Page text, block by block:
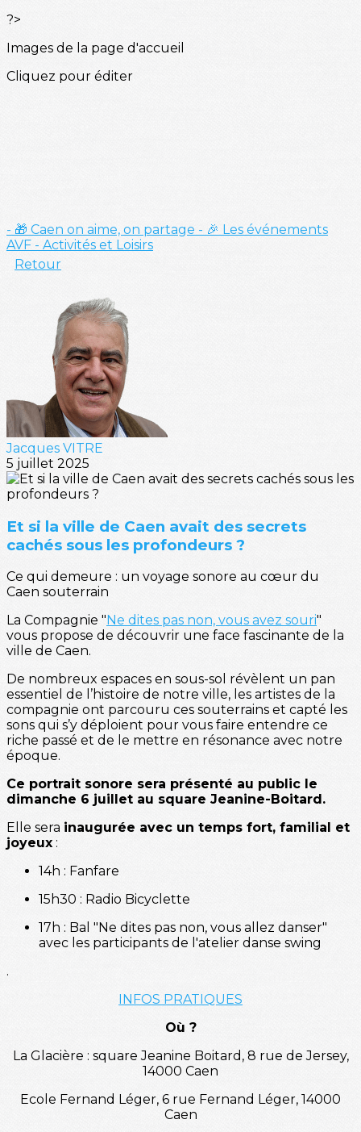
?>
Images de la page d'accueil
Cliquez pour éditer
- 🎁 Caen on aime, on partage - 🎉 Les événements
AVF - Activités et Loisirs
Retour
Jacques VITRE
5 juillet 2025
Et si la ville de Caen avait des secrets
cachés sous les profondeurs ?
Ce qui demeure : un voyage sonore au cœur du
Caen souterrain
La Compagnie " Ne dites pas non, vous avez souri"
vous propose de découvrir une face fascinante de la
ville de Caen.
De nombreux espaces en sous-sol révèlent un pan
essentiel de l’histoire de notre ville, les artistes de la
compagnie ont parcouru ces souterrains et capté les
sons qui s’y déploient pour vous faire entendre ce
riche passé et de le mettre en résonance avec notre
époque.
Ce portrait sonore sera présenté au public le
dimanche 6 juillet au square Jeanine-Boitard.
Elle sera inaugurée avec un temps fort, familial et
joyeux :
14h : Fanfare
15h30 : Radio Bicyclette
17h : Bal "Ne dites pas non, vous allez danser"
avec les participants de l'atelier danse swing
.
INFOS PRATIQUES
Où ?
La Glacière : square Jeanine Boitard, 8 rue de Jersey,
14000 Caen
Ecole Fernand Léger, 6 rue Fernand Léger, 14000
Caen